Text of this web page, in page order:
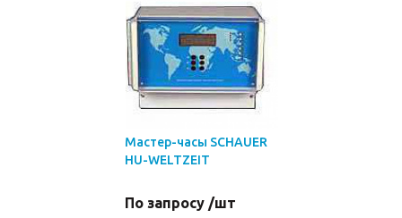
Мастер-часы SCHAUER
HU-WELTZEIT
По запросу /шт